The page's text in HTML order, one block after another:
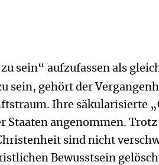
sein“ aufzufassen als
sein, gehört der
Ihre säkularisierte
Staaten angenommen.
sind nicht
Bewusstsein